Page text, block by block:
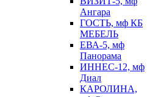
Ангара
ГОСТЬ, мф КБ
МЕБЕЛЬ
ЕВА-5, мф
Панорама
ИННЕС-12, мф
Диал
КАРОЛИНА,